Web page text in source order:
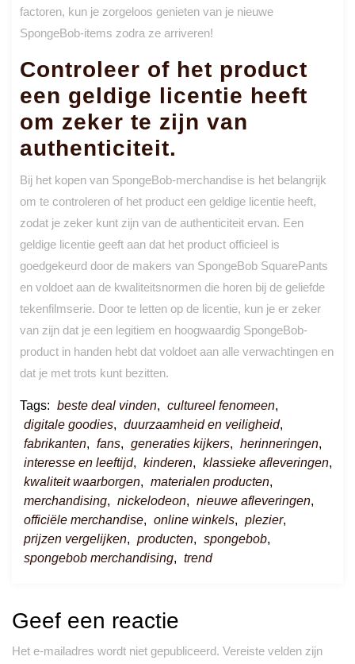
factoren, kun je zorgeloos genieten van je nieuwe
SpongeBob-items zodra ze arriveren!
Controleer of het product
een geldige licentie heeft
om zeker te zijn van
authenticiteit.
Bij het kopen van SpongeBob-merchandise is het belangrijk
om te controleren of het product een geldige licentie heeft,
zodat je zeker kunt zijn van de authenticiteit ervan. Een
geldige licentie geeft aan dat het product officieel is
goedgekeurd door de makers van SpongeBob SquarePants
en voldoet aan de kwaliteitsnormen die horen bij de geliefde
tekenfilmserie. Door te letten op de licentie, kun je er zeker
van zijn dat je een legitiem en hoogwaardig SpongeBob-
product in handen hebt dat voldoet aan alle verwachtingen en
dat je met trots kunt bezitten.
Tags: beste deal vinden, cultureel fenomeen,
digitale goodies, duurzaamheid en veiligheid,
fabrikanten, fans, generaties kijkers, herinneringen,
interesse en leeftijd, kinderen, klassieke afleveringen,
kwaliteit waarborgen, materialen producten,
merchandising, nickelodeon, nieuwe afleveringen,
officiële merchandise, online winkels, plezier,
prijzen vergelijken, producten, spongebob,
spongebob merchandising, trend
Geef een reactie
Het e-mailadres wordt niet gepubliceerd. Vereiste velden zijn